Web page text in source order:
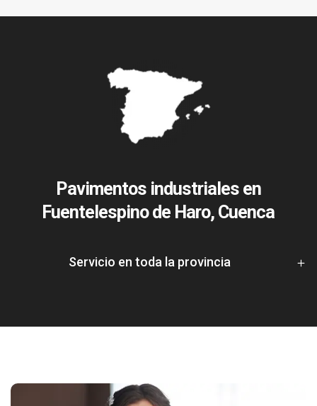
Pavimentos industriales en
Fuentelespino de Haro, Cuenca
Servicio en toda la provincia